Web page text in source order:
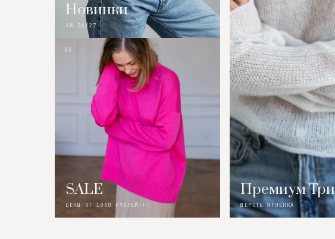
Новинки
AW 26/27
05
SALE
ЦЕНЫ ОТ 1000 РУБЛЕЙ!!!
Премиум
ШЕРСТЬ ЯГНЕНКА